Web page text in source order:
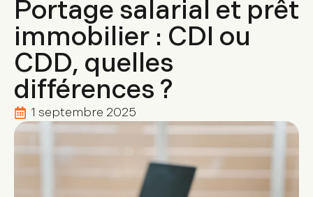
Portage salarial et prêt
immobilier : CDI ou
CDD, quelles
différences ?
1 septembre 2025